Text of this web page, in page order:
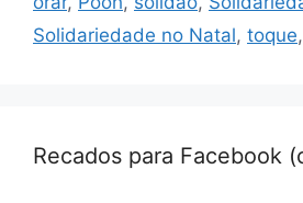
Solidariedade no Natal, toque,
Recados para Facebook